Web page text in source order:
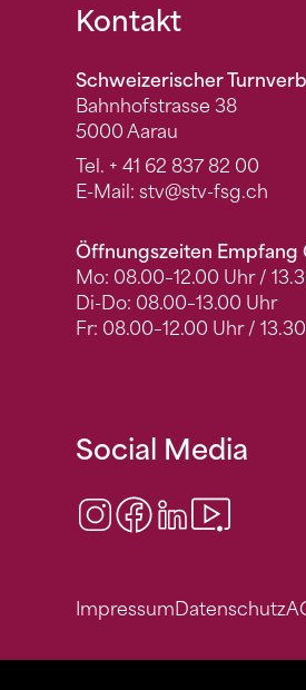
Fusszeile
Kontakt
Schweizerischer
Bahnhofstrasse 38
5000 Aarau
Tel. + 41 62 837 82 00
E-Mail: stv@stv-fsg.ch
Öffnungszeiten Empfang
Mo: 08.00–12.00 Uhr /
Di-Do: 08.00–13.00 Uhr
Fr: 08.00–12.00 Uhr /
Social Media
Instagram
Facebook
LinkedIn
ImpressumDatenschutz